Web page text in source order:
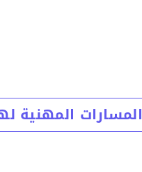
المسارات المهنية